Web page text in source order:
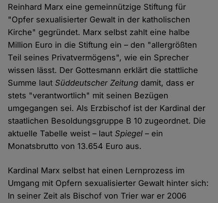
Reinhard Marx eine gemeinnützige Stiftung für
"Opfer sexualisierter Gewalt in der katholischen
Kirche" gegründet. Marx selbst zahlt eine halbe
Million Euro in die Stiftung ein – den "allergrößten
Teil seines Privatvermögens", wie ein Sprecher
wissen lässt. Der Gottesmann erklärt die stattliche
Summe lautSüddeutscher Zeitung damit, dass er
stets "verantwortlich" mit seinen Bezügen
umgegangen sei. Als Erzbischof ist der Kardinal der
staatlichen Besoldungsgruppe B 10 zugeordnet. Die
aktuelle Tabelle weist – lautSpiegel – ein
Monatsbrutto von 13.654 Euro aus.
Kardinal Marx selbst hat einen Lernprozess im
Umgang mit Opfern sexualisierter Gewalt hinter sich:
In seiner Zeit als Bischof von Trier war er 2006